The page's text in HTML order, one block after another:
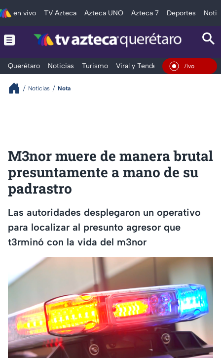
en vivo TV Azteca Azteca UNO Azteca 7 Deportes
Querétaro Noticias Turismo Viral y Tendencia Clima
En Vivo
Noticias Nota
M3nor muere de manera brutal
presuntamente a mano de su
padrastro
Las autoridades desplegaron un operativo
para localizar al presunto agresor que
t3rminó con la vida del m3nor